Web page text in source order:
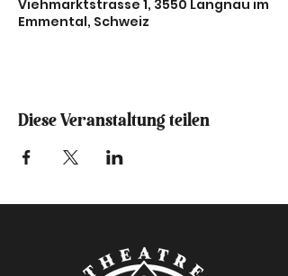
Viehmarktstrasse 1, 3550 Langnau im
Emmental, Schweiz
Diese Veranstaltung teilen